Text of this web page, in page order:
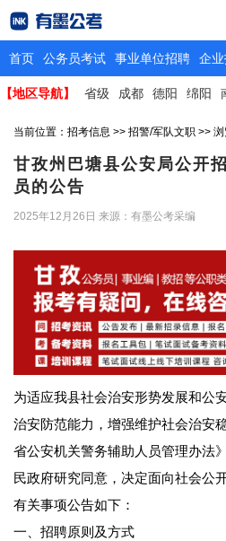
首页 公务员考试 事业单位招聘 企
【地区导航】 省级 成都 德阳 绵阳
当前位置： 招考信息 >> 招警/军队文职 >>
甘孜州巴塘县公安局公开
员的公告
2025年12月26日 来源：有墨公考采编
为适应我县社会治安形势发展和公
治安防范能力，增强维护社会治安
省公安机关警务辅助人员管理办法
民政府研究同意，决定面向社会公
有关事项公告如下：
一、招聘原则及方式